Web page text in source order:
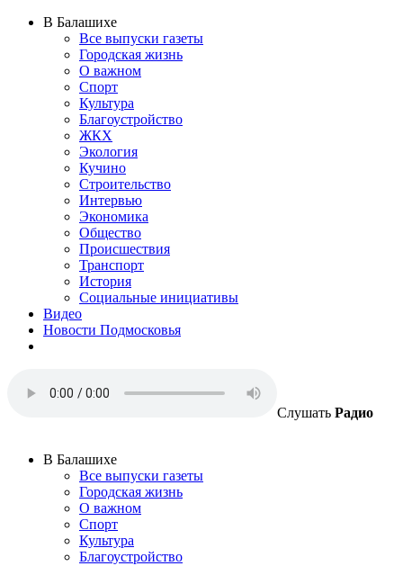
В Балашихе
Все выпуски газеты
Городская жизнь
О важном
Спорт
Культура
Благоустройство
ЖКХ
Экология
Кучино
Строительство
Интервью
Экономика
Общество
Происшествия
Транспорт
История
Социальные инициативы
Видео
Новости Подмосковья
Слушать Радио
В Балашихе
Все выпуски газеты
Городская жизнь
О важном
Спорт
Культура
Благоустройство